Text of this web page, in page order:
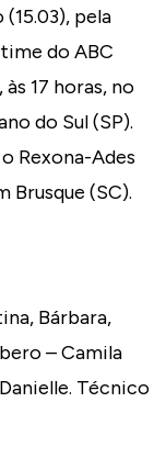
pela
do ABC
às 17 horas, no
do Sul (SP).
Rexona-Ades
Brusque (SC).
Bárbara,
– Camila
Técnico